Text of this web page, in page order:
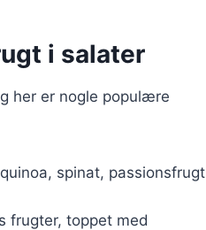
i salater
her er nogle populære
spinat, passionsfrugt
frugter, toppet med